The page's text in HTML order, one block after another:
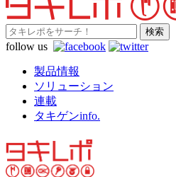
follow us
製品情報
ソリューション
連載
タキゲンinfo.